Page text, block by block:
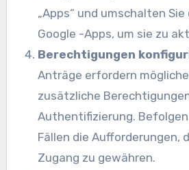
„Apps“ und umschalten
Google -Apps, um sie zu
Berechtigungen
Anträge erfordern
zusätzliche
Authentifizierung. Befolgen
Fällen die Aufforderungen,
Zugang zu gewähren.